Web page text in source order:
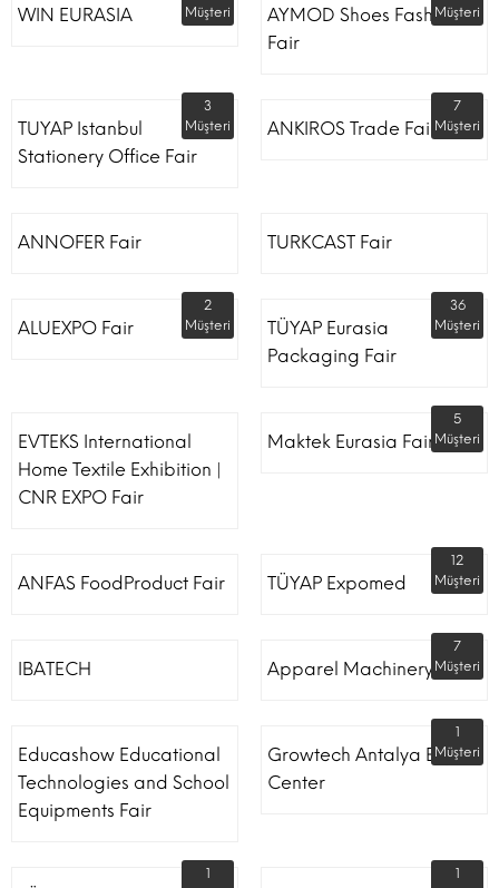
WIN EURASIA
Müşteri
AYMOD Shoes Fashion
Fair
Müşteri
TUYAP Istanbul
Stationery Office Fair
3
Müşteri
ANKIROS Trade Fairs
7
Müşteri
ANNOFER Fair TURKCAST Fair
ALUEXPO Fair
2
Müşteri
TÜYAP Eurasia
Packaging Fair
36
Müşteri
EVTEKS International
Home Textile Exhibition |
CNR EXPO Fair
Maktek Eurasia Fair
5
Müşteri
ANFAS FoodProduct Fair TÜYAP Expomed
12
Müşteri
IBATECH Apparel Machinery Fair
7
Müşteri
Educashow Educational
Technologies and School
Equipments Fair
Growtech Antalya Expo
Center
1
Müşteri
1
1